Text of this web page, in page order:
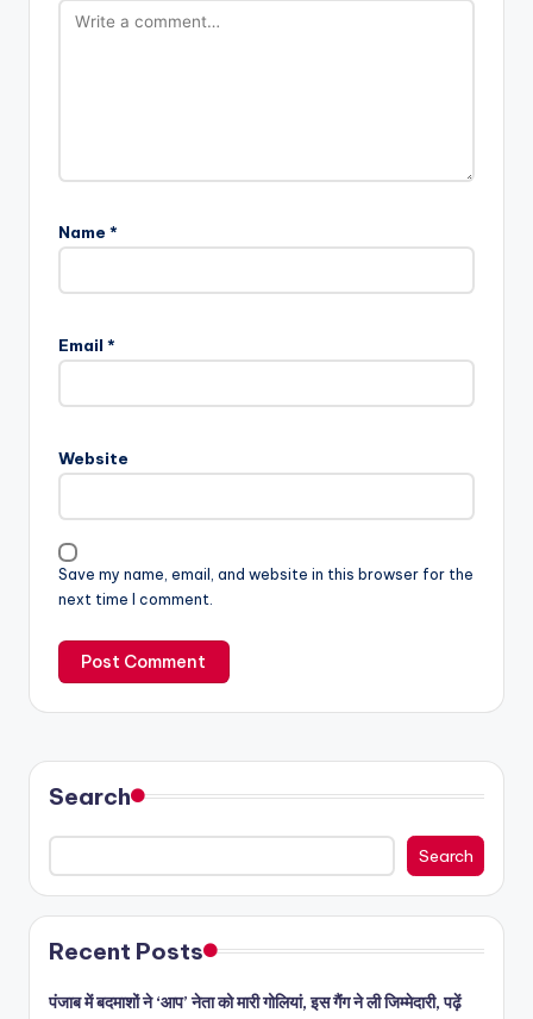
Name *
Email *
Website
Save my name, email, and website in this browser for the
next time I comment.
Search
Search
Recent Posts
पंजाब में बदमाशों ने ‘आप’ नेता को मारी गोलियां, इस गैंग ने ली जिम्मेदारी, पढ़ें